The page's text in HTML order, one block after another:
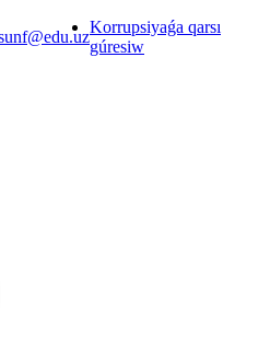
Korrupsiyaǵa qarsı
gúresiw